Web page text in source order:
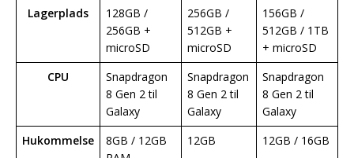
Lagerplads
128GB /
256GB +
microSD
256GB /
512GB +
microSD
156GB /
512GB / 1TB
+ microSD
CPU
Snapdragon
8 Gen 2 til
Galaxy
Snapdragon
8 Gen 2 til
Galaxy
Snapdragon
8 Gen 2 til
Galaxy
Hukommelse
8GB / 12GB
12GB 12GB / 16GB